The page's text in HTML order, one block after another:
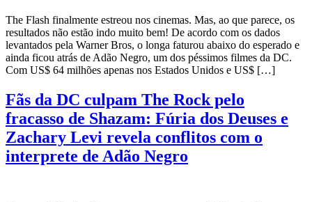
The Flash finalmente estreou nos cinemas. Mas, ao que parece, os
resultados não estão indo muito bem! De acordo com os dados
levantados pela Warner Bros, o longa faturou abaixo do esperado e
ainda ficou atrás de Adão Negro, um dos péssimos filmes da DC.
Com US$ 64 milhões apenas nos Estados Unidos e US$ […]
Fãs da DC culpam The Rock pelo
fracasso de Shazam: Fúria dos Deuses e
Zachary Levi revela conflitos com o
interprete de Adão Negro